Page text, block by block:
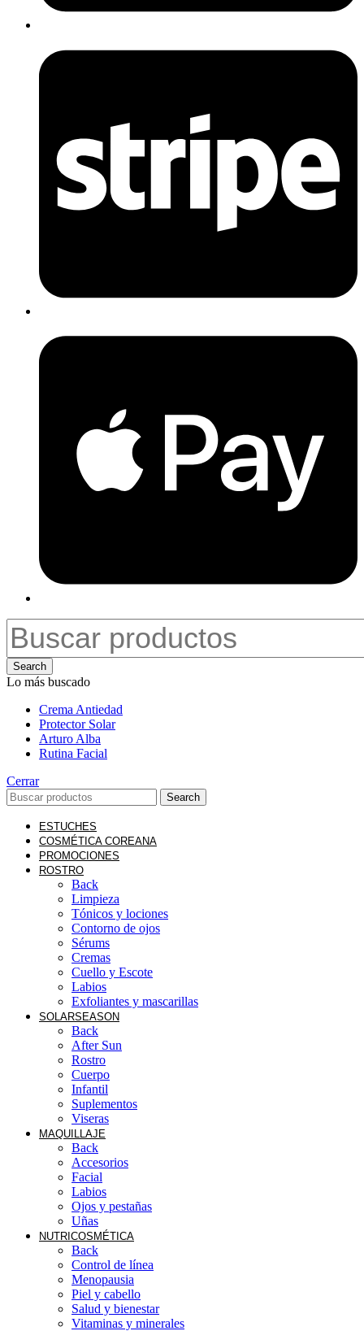
Search
Lo más buscado
Crema Antiedad
Protector Solar
Arturo Alba
Rutina Facial
Cerrar
Search
ESTUCHES
COSMÉTICA COREANA
PROMOCIONES
ROSTRO
Back
Limpieza
Tónicos y lociones
Contorno de ojos
Sérums
Cremas
Cuello y Escote
Labios
Exfoliantes y mascarillas
SOLARSEASON
Back
After Sun
Rostro
Cuerpo
Infantil
Suplementos
Viseras
MAQUILLAJE
Back
Accesorios
Facial
Labios
Ojos y pestañas
Uñas
NUTRICOSMÉTICA
Back
Control de línea
Menopausia
Piel y cabello
Salud y bienestar
Vitaminas y minerales